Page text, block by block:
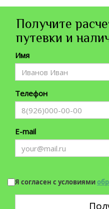
Получите
путевки и
Имя
Телефон
E-mail
Я согласен с условиями